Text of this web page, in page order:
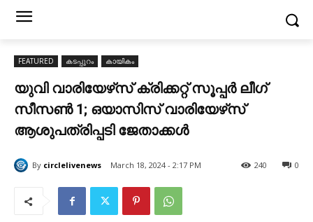
FEATURED കടപ്പുറം കായികം
യുവി വാരിയേഴ്‌സ് ക്രിക്കറ്റ്‌ സൂപ്പർ ലീഗ്
സീസൺ 1; ഒയാസിസ് വാരിയേഴ്‌സ്
ആശുപത്രിപ്പടി ജേതാക്കൾ
By circlelivenews March 18, 2024 - 2:17 PM 0
240